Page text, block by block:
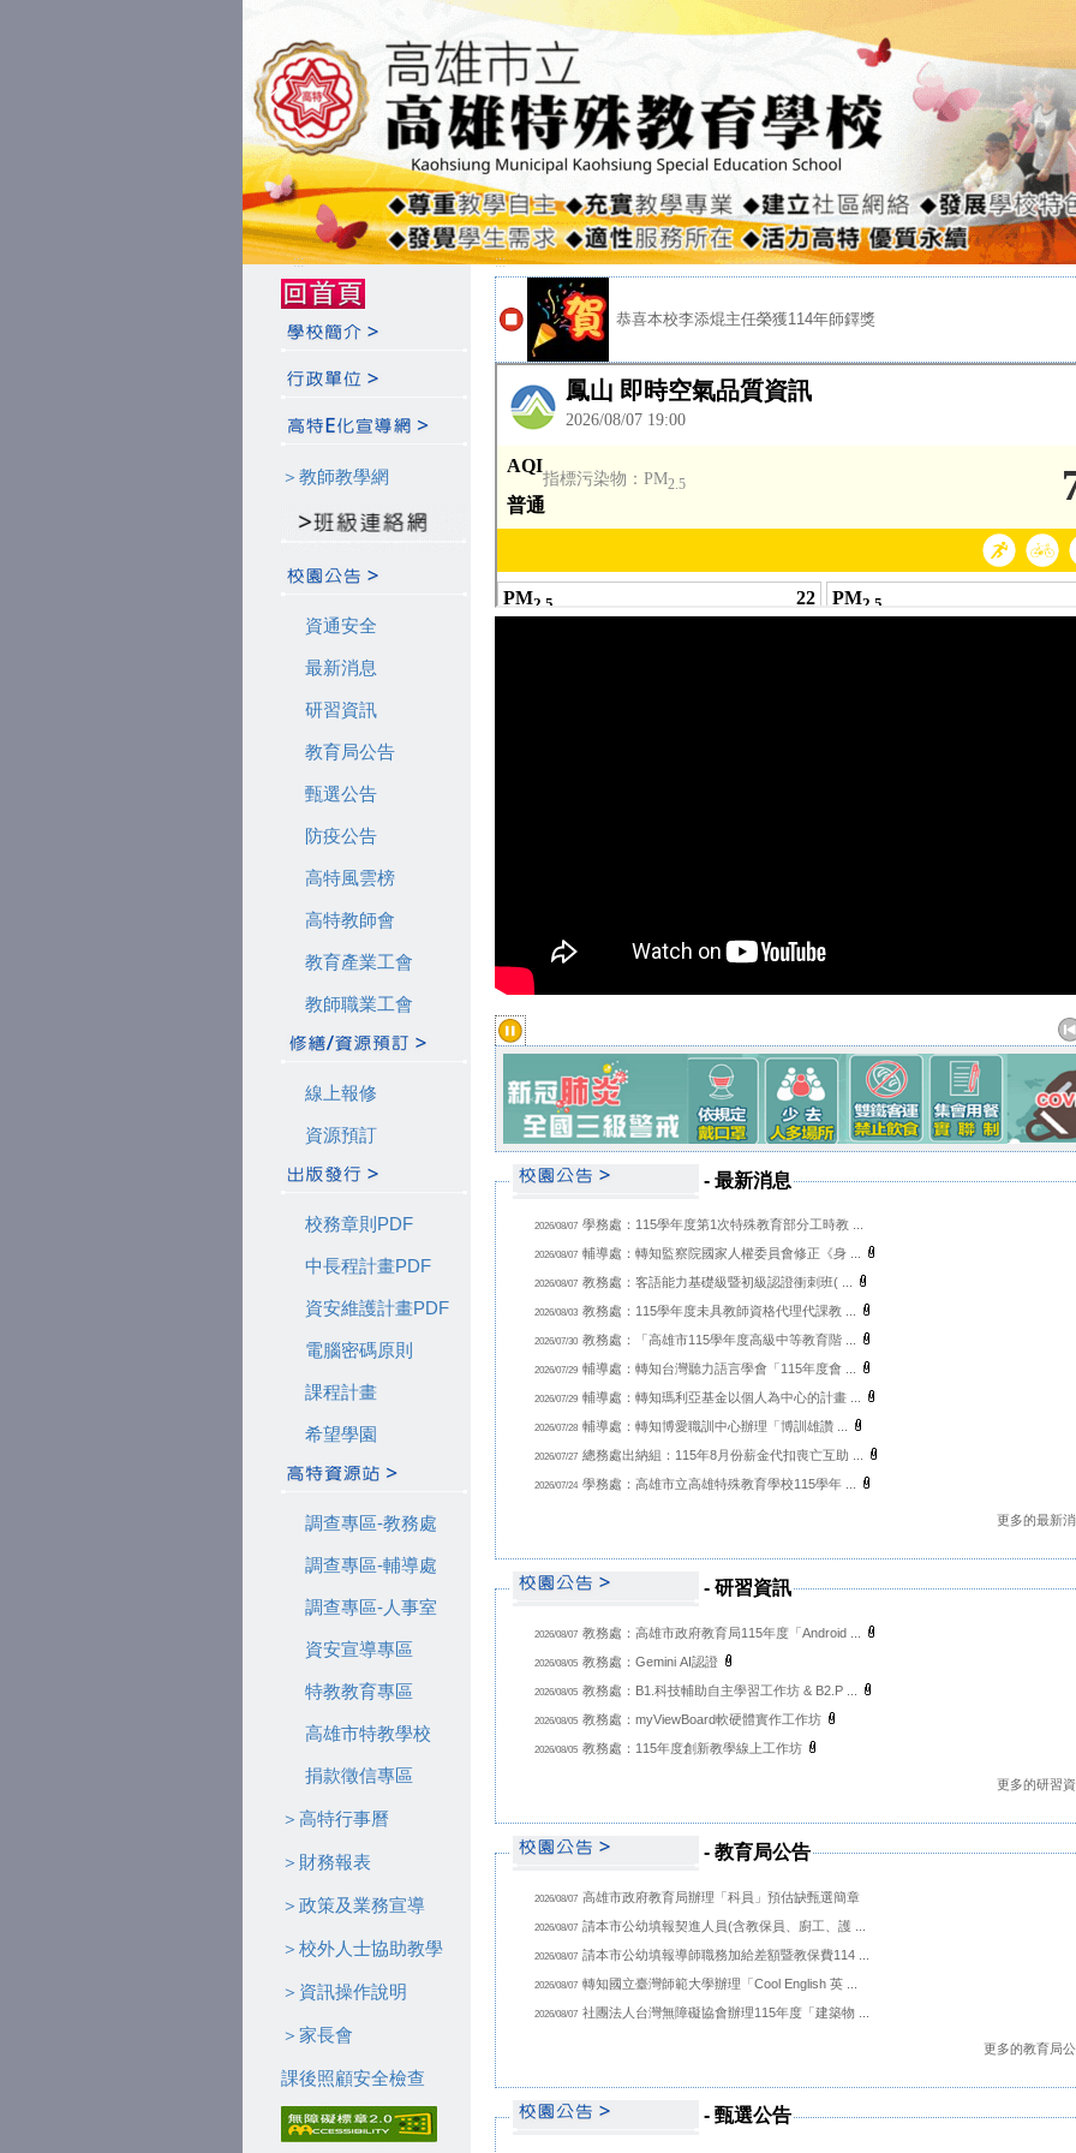
:::
＞教師教學網
資通安全
最新消息
研習資訊
教育局公告
甄選公告
防疫公告
高特風雲榜
高特教師會
教育產業工會
教師職業工會
線上報修
資源預訂
校務章則PDF
中長程計畫PDF
資安維護計畫PDF
電腦密碼原則
課程計畫
希望學園
調查專區-教務處
調查專區-輔導處
調查專區-人事室
資安宣導專區
特教教育專區
高雄市特教學校
捐款徵信專區
＞高特行事曆
＞財務報表
＞政策及業務宣導
＞校外人士協助教學
＞資訊操作說明
＞家長會
課後照顧安全檢查
:::
恭喜本校李添焜主任榮獲黃昆輝教授教育基金會「寶佳教育大愛獎
恭喜本校吳汀原治療師榮獲高雄市115年度高級中等以下學校優良
慶賀高二孝家長蔡孟蓁女士當選114學年度家長會會長
恭喜本校李添焜主任榮獲114年師鐸獎
恭喜本校李添焜主任榮獲高雄市114年特殊優良教育人員
恭喜本校吳瑞聖組長榮獲高雄市113年度高級中等以下學校優良特
恭賀本校陸奕身校長榮獲教育部第12屆防災教育推動有功人員
恭喜本校李添焜主任榮獲黃昆輝教授教育基金會「寶佳教育大愛獎
- 最新消息
2026/08/07 學務處：115學年度第1次特殊教育部分工時教 ...
2026/08/07 輔導處：轉知監察院國家人權委員會修正《身 ...
2026/08/07 教務處：客語能力基礎級暨初級認證衝刺班( ...
2026/08/03 教務處：115學年度未具教師資格代理代課教 ...
2026/07/30 教務處：「高雄市115學年度高級中等教育階 ...
2026/07/29 輔導處：轉知台灣聽力語言學會「115年度會 ...
2026/07/29 輔導處：轉知瑪利亞基金以個人為中心的計畫 ...
2026/07/28 輔導處：轉知博愛職訓中心辦理「博訓雄讚 ...
2026/07/27 總務處出納組：115年8月份薪金代扣喪亡互助 ...
2026/07/24 學務處：高雄市立高雄特殊教育學校115學年 ...
更多的最新
- 研習資訊
2026/08/07 教務處：高雄市政府教育局115年度「Android ...
2026/08/05 教務處：Gemini AI認證
2026/08/05 教務處：B1.科技輔助自主學習工作坊 & B2.P ...
2026/08/05 教務處：myViewBoard軟硬體實作工作坊
2026/08/05 教務處：115年度創新教學線上工作坊
更多的研習
- 教育局公告
2026/08/07 高雄市政府教育局辦理「科員」預估缺甄選簡章
2026/08/07 請本市公幼填報契進人員(含教保員、廚工、護 ...
2026/08/07 請本市公幼填報導師職務加給差額暨教保費114 ...
2026/08/07 轉知國立臺灣師範大學辦理「Cool English 英 ...
2026/08/07 社團法人台灣無障礙協會辦理115年度「建築物 ...
更多的教育局
- 甄選公告